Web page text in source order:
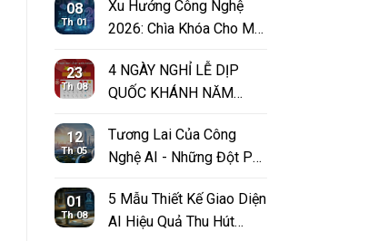
[HƯỚNG DẪN CHI TIẾT]
08
Th 01
Xu Hướng Công Nghệ
2026: Chìa Khóa Cho Một
23
Th 08
4 NGÀY NGHỈ LỄ DỊP
QUỐC KHÁNH NĂM
12
Th 05
Tương Lai Của Công
Nghệ AI - Những Đột Phá
01
Th 08
5 Mẫu Thiết Kế Giao Diện
AI Hiệu Quả Thu Hút